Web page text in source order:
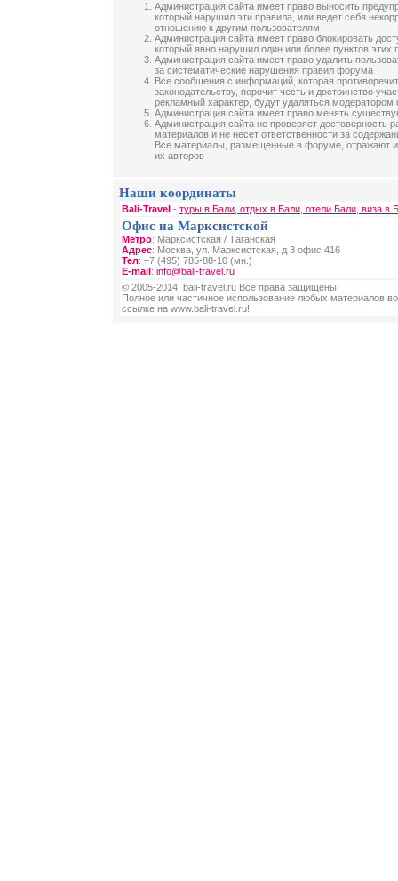
Администрация сайта имеет право выносить
который нарушил эти правила, или ведет себя
отношению к другим пользователям
Администрация сайта имеет право блокировать
который явно нарушил один или более пунктов этих
Администрация сайта имеет право удалить
за систематические нарушения правил форума
Все сообщения с информаций, которая
законодательству, порочит честь и достоинство
рекламный характер, будут удаляться
Администрация сайта имеет право менять
Администрация сайта не проверяет
материалов и не несет ответственности за
Все материалы, размещенные в форуме, отражают
их авторов
Наши координаты
Bali-Travel - туры в Бали, отдых в Бали, отели Бали, виза в
Офис на Марксистской
Метро: Марксистская / Таганская
Адрес: Москва, ул. Марксистская, д 3 офис 416
Тел: +7 (495) 785-88-10 (мн.)
E-mail: info@bali-travel.ru
© 2005-2014, bali-travel.ru Все права защищены.
Полное или частичное использование любых материалов
ссылке на www.bali-travel.ru!